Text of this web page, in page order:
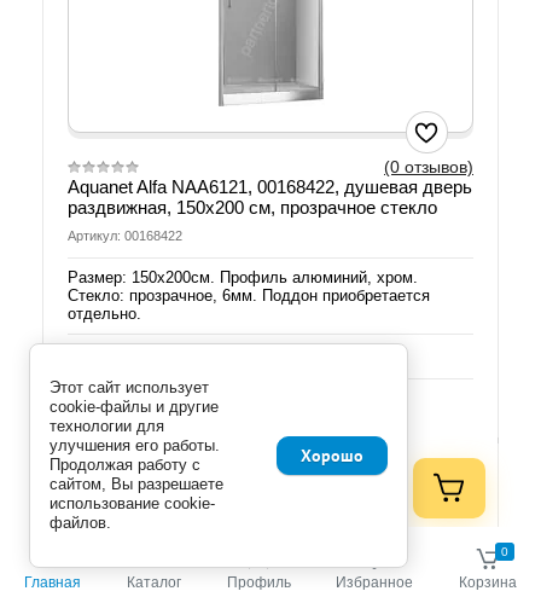
(0 отзывов)
Aquanet Alfa NAA6121, 00168422, душевая дверь
раздвижная, 150х200 см, прозрачное стекло
Артикул: 00168422
Размер: 150х200см. Профиль алюминий, хром.
Стекло: прозрачное, 6мм. Поддон приобретается
отдельно.
Количество:
35 690.00руб.
30 336.50 руб.
(шт)
Главная Каталог Профиль Избранное
0
Корзина
Этот сайт использует
cookie-файлы и другие
технологии для
улучшения его работы.
Продолжая работу с
сайтом, Вы разрешаете
использование cookie-
файлов.
Хорошо